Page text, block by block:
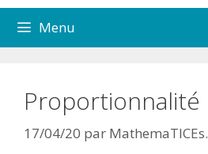
Menu
Proportionnalité
17/04/20 par